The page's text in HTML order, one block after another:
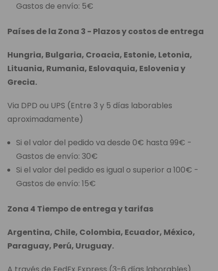
Gastos de envío: 5€
Países de la Zona 3 - Plazos y costos de entrega
Hungria, Bulgaria, Croacia, Estonie, Letonia,
Lituania, Rumania, Eslovaquia, Eslovenia y
Grecia.
Via DPD ou UPS (Entre 3 y 5 días laborables
aproximadamente)
Si el valor del pedido va desde 0€ hasta 99€ -
Gastos de envío: 30€
Si el valor del pedido es igual o superior a 100€ -
Gastos de envío: 15€
Zona 4 Tiempo de entrega y tarifas
Argentina, Chile, Colombia, Ecuador, México,
Paraguay, Perú, Uruguay.